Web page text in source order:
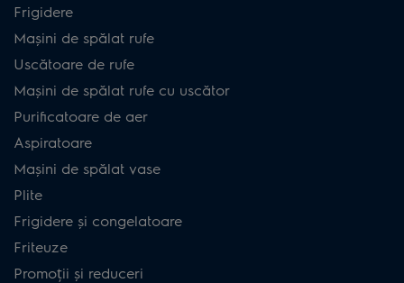
Frigidere
Mașini de spălat rufe
Uscătoare de rufe
Mașini de spălat rufe cu uscător
Purificatoare de aer
Aspiratoare
Mașini de spălat vase
Plite
Frigidere și congelatoare
Friteuze
Promoții și reduceri